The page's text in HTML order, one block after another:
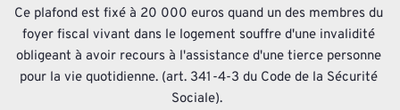
Ce plafond est fixé à 20 000 euros quand un des membres du
foyer fiscal vivant dans le logement souffre d'une invalidité
obligeant à avoir recours à l'assistance d'une tierce personne
pour la vie quotidienne. (art. 341-4-3 du Code de la Sécurité
Sociale).